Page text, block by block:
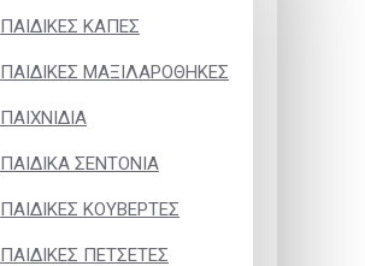
ΠΑΙΔΙΚΕΣ ΚΑΠΕΣ
ΠΑΙΔΙΚΕΣ ΜΑΞΙΛΑΡΟΘΗΚΕΣ
ΠΑΙΧΝΙΔΙΑ
ΠΑΙΔΙΚΑ ΣΕΝΤΟΝΙΑ
ΠΑΙΔΙΚΕΣ ΚΟΥΒΕΡΤΕΣ
ΠΑΙΔΙΚΕΣ ΠΕΤΣΕΤΕΣ